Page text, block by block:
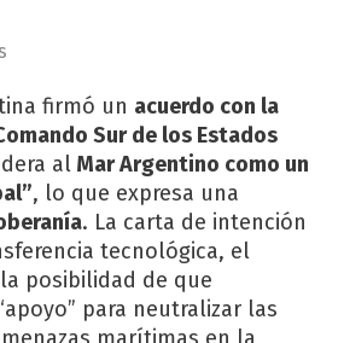
firmó un acuerdo con la
Sur de los Estados
al Mar Argentino como un
, lo que expresa una
. La carta de intención
tecnológica, el
posibilidad de que
para neutralizar las
marítimas en la